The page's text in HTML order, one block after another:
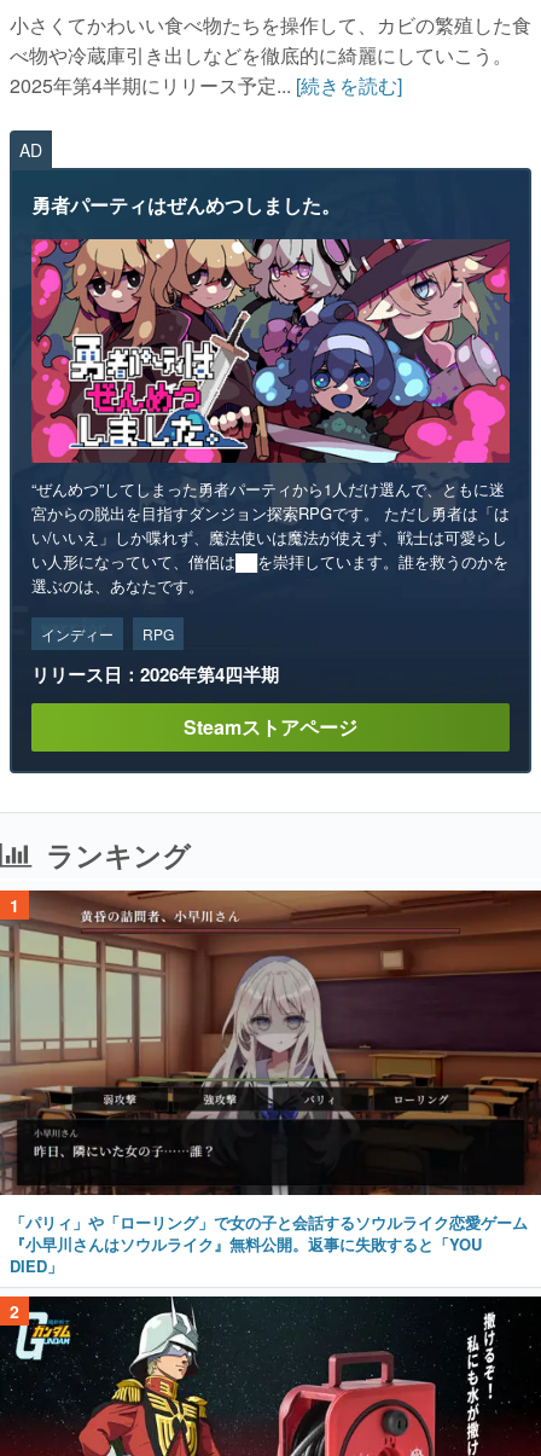
その他
電ファミニコゲーマーとは？
運営：株式会社マレ
小さくてかわいい食べ物たちを操作して、カビの繁殖した食
べ物や冷蔵庫引き出しなどを徹底的に綺麗にしていこう。
2025年第4半期にリリース予定... [続きを読む]
AD
勇者パーティはぜんめつしました。
“ぜんめつ”してしまった勇者パーティから1人だけ選んで、ともに迷
宮からの脱出を目指すダンジョン探索RPGです。 ただし勇者は「は
い/いいえ」しか喋れず、魔法使いは魔法が使えず、戦士は可愛らし
い人形になっていて、僧侶は██を崇拝しています。誰を救うのかを
選ぶのは、あなたです。
インディー RPG
リリース日：2026年第4四半期
Steamストアページ
ランキング
1
「パリィ」や「ローリング」で女の子と会話するソウルライク恋愛ゲーム
『小早川さんはソウルライク』無料公開。返事に失敗すると「YOU
DIED」
2